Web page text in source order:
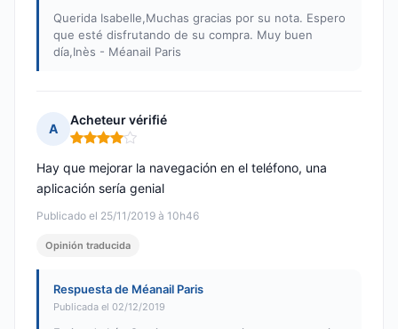
Querida Isabelle,Muchas gracias por su nota. Espero
que esté disfrutando de su compra. Muy buen
día,Inès - Méanail Paris
A
Acheteur vérifié
Nota: 4 de 5
Publicado el 25/11/2019 à 10h46
Hay que mejorar la navegación en el teléfono, una
aplicación sería genial
Opinión traducida
Respuesta de Méanail Paris
Publicada el 02/12/2019